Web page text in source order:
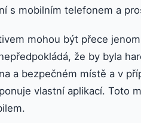
s mobilním telefonem a
mohou být přece
že by byla
a bezpečném místě a v
vlastní aplikací. Toto